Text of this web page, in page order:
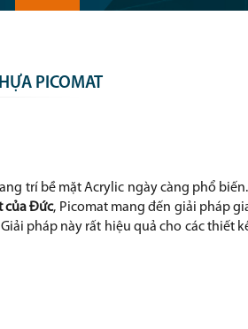
PICOMAT
trí bề mặt Acrylic ngày càng phổ
của Đức, Picomat mang đến giải pháp
pháp này rất hiệu quả cho các thiết